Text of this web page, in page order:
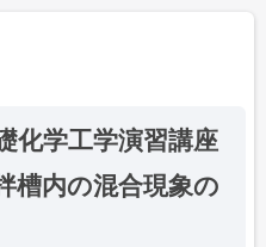
化学工学演習講座
槽内の混合現象の